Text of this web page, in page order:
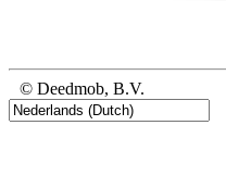
© Deedmob, B.V.